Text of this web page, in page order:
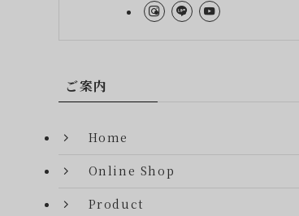
ご案内
Home
Online Shop
Product